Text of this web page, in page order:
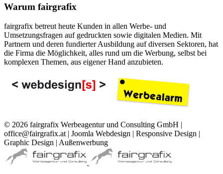
Warum fairgrafix
fairgrafix betreut heute Kunden in allen Werbe- und
Umsetzungsfragen auf gedruckten sowie digitalen Medien. Mit
Partnern und deren fundierter Ausbildung auf diversen Sektoren, hat
die Firma die Möglichkeit, alles rund um die Werbung, selbst bei
komplexen Themen, aus eigener Hand anzubieten.
© 2026 fairgrafix Werbeagentur und Consulting GmbH |
office@fairgrafix.at | Joomla Webdesign | Responsive Design |
Graphic Design | Außenwerbung